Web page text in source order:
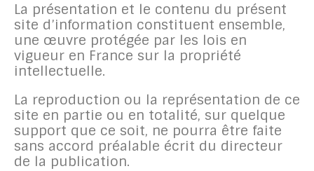
La présentation et le contenu du présent
site d’information constituent ensemble,
une œuvre protégée par les lois en
vigueur en France sur la propriété
intellectuelle.
La reproduction ou la représentation de ce
site en partie ou en totalité, sur quelque
support que ce soit, ne pourra être faite
sans accord préalable écrit du directeur
de la publication.